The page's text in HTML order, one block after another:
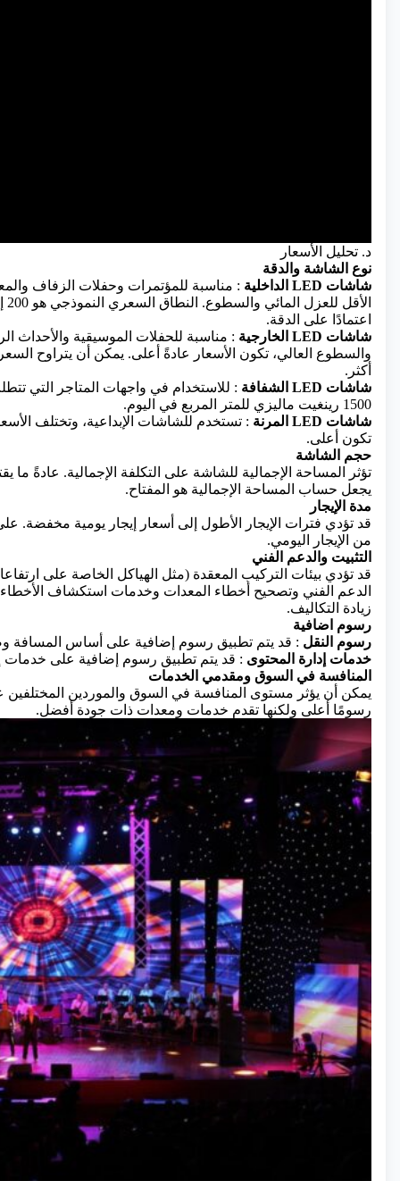
د. تحليل الأسعار
نوع الشاشة والدقة
شاشات LED الداخلية
: مناسبة للمؤتمرات وحفلات الزفاف
اعتمادًا على الدقة.
شاشات LED الخارجية
: مناسبة للحفلات الموسيقية والأحداث
أكثر.
شاشات LED الشفافة
1500 رينغيت ماليزي للمتر المربع في اليوم.
شاشات LED المرنة
: تستخدم للشاشات الإبداعية، وتختلف
تكون أعلى.
حجم الشاشة
تؤثر المساحة الإجمالية للشاشة على التكلفة الإجمالية. عادةً
يجعل حساب المساحة الإجمالية هو المفتاح.
مدة الإيجار
قد تؤدي فترات الإيجار الأطول إلى أسعار إيجار يومية مخفضة.
من الإيجار اليومي.
التثبيت والدعم الفني
قد تؤدي بيئات التركيب المعقدة (مثل الهياكل الخاصة على
الدعم الفني وتصحيح أخطاء المعدات وخدمات استكشاف الأخطاء
زيادة التكاليف.
رسوم اضافية
رسوم النقل : قد يتم تطبيق رسوم إضافية على أساس المسافة
خدمات إدارة المحتوى : قد يتم تطبيق رسوم إضافية على خدمات
المنافسة في السوق ومقدمي الخدمات
يمكن أن يؤثر مستوى المنافسة في السوق والموردين المختلفين
رسومًا أعلى ولكنها تقدم خدمات ومعدات ذات جودة أفضل.